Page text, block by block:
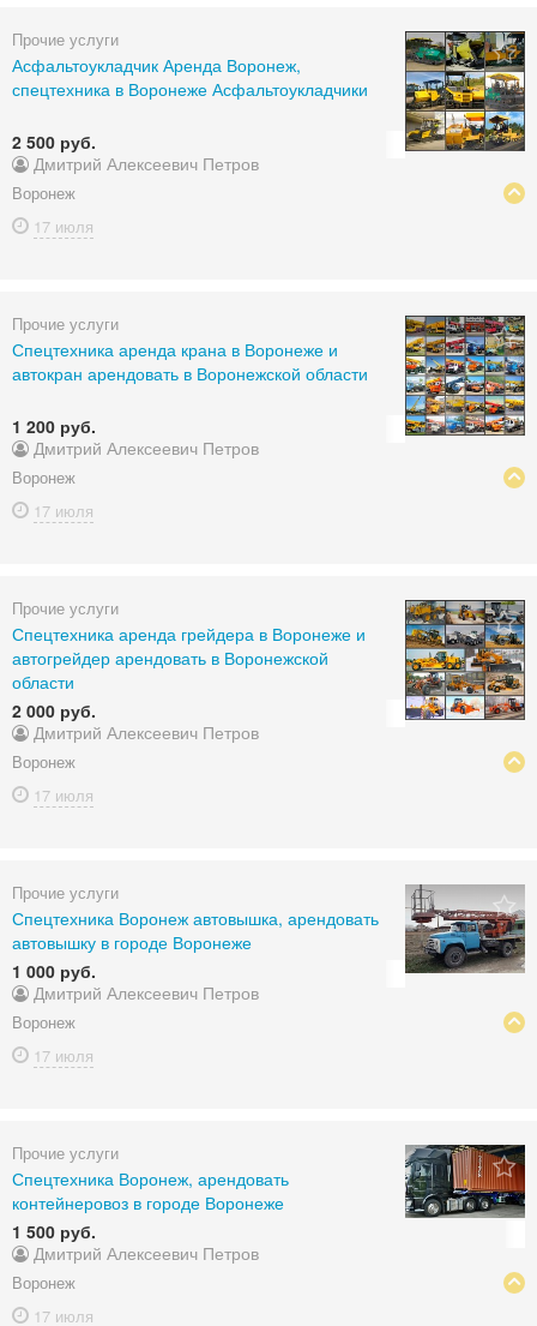
Прочие услуги
Асфальтоукладчик Аренда Воронеж,
спецтехника в Воронеже Асфальтоукладчики
2 500 руб.
Дмитрий Алексеевич Петров
Воронеж
17 июля
Прочие услуги
Спецтехника аренда крана в Воронеже и
автокран арендовать в Воронежской области
1 200 руб.
Дмитрий Алексеевич Петров
Воронеж
17 июля
Прочие услуги
Спецтехника аренда грейдера в Воронеже и
автогрейдер арендовать в Воронежской
области
2 000 руб.
Дмитрий Алексеевич Петров
Воронеж
17 июля
Прочие услуги
Спецтехника Воронеж автовышка, арендовать
автовышку в городе Воронеже
1 000 руб.
Дмитрий Алексеевич Петров
Воронеж
17 июля
Прочие услуги
Спецтехника Воронеж, арендовать
контейнеровоз в городе Воронеже
1 500 руб.
Дмитрий Алексеевич Петров
Воронеж
17 июля